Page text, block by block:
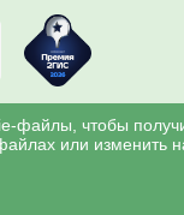
сайта
файлы, чтобы
или изменить